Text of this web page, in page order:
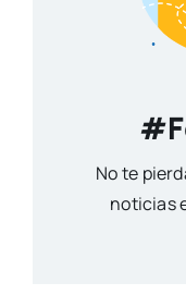
No te
noticias